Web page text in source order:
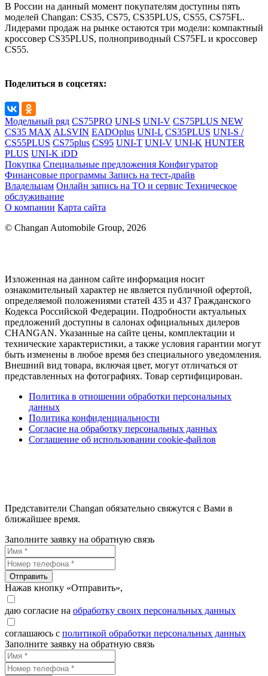
В России на данный момент покупателям доступны пять
моделей Changan: CS35, CS75, CS35PLUS, CS55, CS75FL.
Лидерами продаж на рынке остаются три модели: компактный
кроссовер CS35PLUS, полноприводный CS75FL и кроссовер
CS55.
Поделиться в соцсетях:
Модельный ряд CS75PRO UNI-S UNI-V CS75PLUS NEW
CS35 MAX ALSVIN EADOplus UNI-L CS35PLUS UNI-S /
CS55PLUS CS75plus CS95 UNI-T UNI-V UNI-K HUNTER
PLUS UNI-K iDD
Покупка Специальные предложения Конфигуратор
Финансовые программы Запись на тест-драйв
Владельцам Онлайн запись на ТО и сервис Техническое
обслуживание
О компании Карта сайта
© Changan Automobile Group, 2026
Изложенная на данном сайте информация носит
ознакомительный характер не является публичной офертой,
определяемой положениями статей 435 и 437 Гражданского
Кодекса Российской Федерации. Подробности актуальных
предложений доступны в салонах официальных дилеров
CHANGAN. Указанные на сайте цены, комплектации и
технические характеристики, а также условия гарантии могут
быть изменены в любое время без специального уведомления.
Внешний вид товара, включая цвет, могут отличаться от
представленных на фотографиях. Товар сертифицирован.
Политика в отношении обработки персональных
данных
Политика конфиденциальности
Согласие на обработку персональных данных
Соглашение об использовании cookie-файлов
Представители Changan обязательно свяжутся с Вами в
ближайшее время.
Заполните заявку на обратную связь
Отправить
Нажав кнопку «Отправить»,
даю согласие на обработку своих персональных данных
соглашаюсь с политикой обработки персональных данных
Заполните заявку на обратную связь